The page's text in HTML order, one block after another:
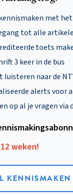
met het
tot alle
toets
3 keer in de bus
luisteren naar de
alerts voor
op al je vragen via
weken!
KENNISMAKEN